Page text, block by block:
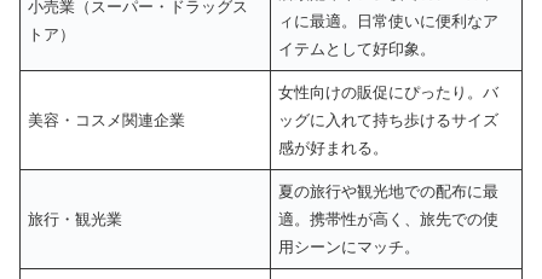
小売業（スーパー・ドラッグス
トア）
ィに最適。日常使いに便利なア
イテムとして好印象。
美容・コスメ関連企業
女性向けの販促にぴったり。バ
ッグに入れて持ち歩けるサイズ
感が好まれる。
旅行・観光業
夏の旅行や観光地での配布に最
適。携帯性が高く、旅先での使
用シーンにマッチ。